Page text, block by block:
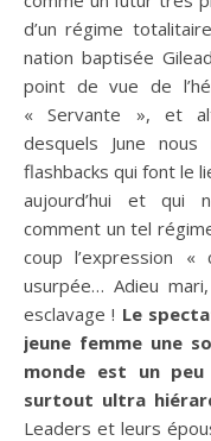
d’un régime
nation baptisée
point de vue de
« Servante », et
desquels June
flashbacks qui font le
aujourd’hui et qui
comment un tel
coup l’expression
usurpée… Adieu
esclavage ! Le
jeune femme une
monde est un
surtout ultra
Leaders et leurs